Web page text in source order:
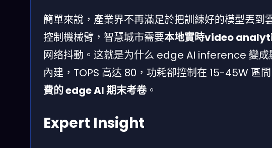
簡單來說，產業界不再滿足於把訓練好的模型丟
控制機械臂，智慧城市需要本地實時video
网络抖動。这就是为什么 edge AI inference 變
內建，TOPS 高达 80，功耗卻控制在 15-45W 區
費的 edge AI 期末考卷。
Expert Insight